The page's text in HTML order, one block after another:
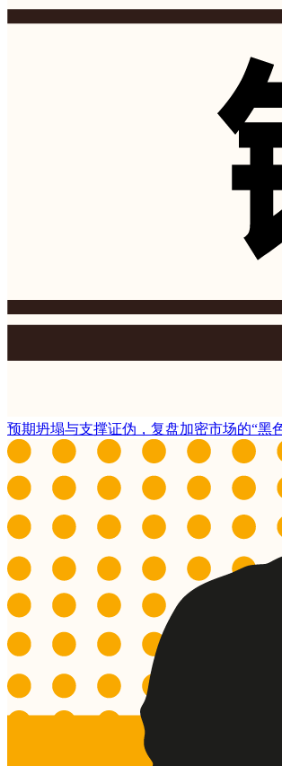
预期坍塌与支撑证伪，复盘加密市场的“黑